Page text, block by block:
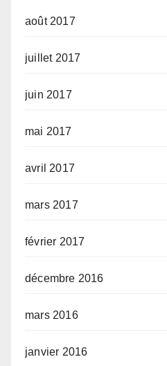
août 2017
juillet 2017
juin 2017
mai 2017
avril 2017
mars 2017
février 2017
décembre 2016
mars 2016
janvier 2016